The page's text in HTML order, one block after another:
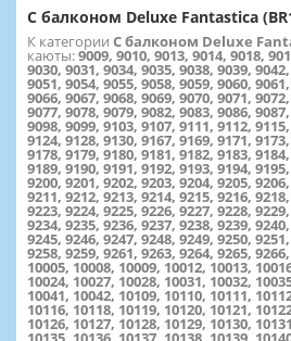
С балконом Deluxe Fantastica
К категории С балконом Deluxe
каюты:9009, 9010, 9013, 9014, 9018,
9030, 9031, 9034, 9035, 9038, 9039,
9051, 9054, 9055, 9058, 9059, 9060,
9066, 9067, 9068, 9069, 9070, 9071,
9077, 9078, 9079, 9082, 9083, 9086,
9098, 9099, 9103, 9107, 9111, 9112,
9124, 9128, 9130, 9167, 9169, 9171,
9178, 9179, 9180, 9181, 9182, 9183,
9189, 9190, 9191, 9192, 9193, 9194,
9200, 9201, 9202, 9203, 9204, 9205,
9211, 9212, 9213, 9214, 9215, 9216,
9223, 9224, 9225, 9226, 9227, 9228,
9234, 9235, 9236, 9237, 9238, 9239,
9245, 9246, 9247, 9248, 9249, 9250,
9258, 9259, 9261, 9263, 9264, 9265,
10005, 10008, 10009, 10012, 10013,
10024, 10027, 10028, 10031, 10032,
10041, 10042, 10109, 10110, 10111,
10116, 10118, 10119, 10120, 10121,
10126, 10127, 10128, 10129, 10130,